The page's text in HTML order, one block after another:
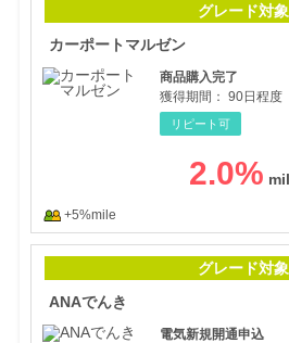
グレード対象
カーポートマルゼン
商品購入完了
獲得期間： 90日程度
リピート可
2.0%
+5%mile
グレード対象
ANAでんき
電気新規開通申込